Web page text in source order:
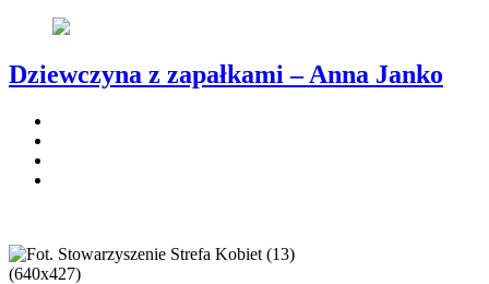
Dziewczyna z zapałkami – Anna Janko